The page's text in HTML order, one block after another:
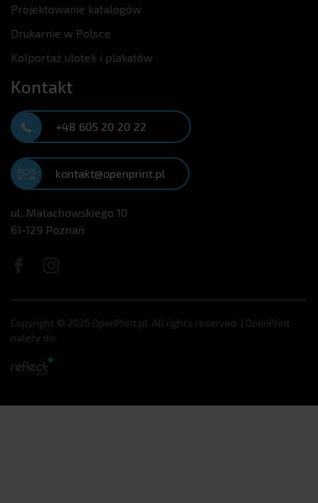
Projektowanie katalogów
Drukarnie w Polsce
Kolportaż ulotek i plakatów
Kontakt
+48 605 20 20 22
kontakt@openprint.pl
ul. Małachowskiego 10
61-129 Poznań
Copyright © 2026 OpenPrint.pl. All rights reserved. | OpenPrint
należy do: